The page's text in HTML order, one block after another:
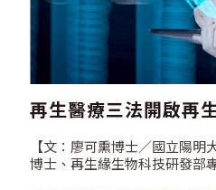
再生醫療三法開啟再
【文：廖可熏博士／國立陽明
博士、再生緣生物科技研發部專案經理】